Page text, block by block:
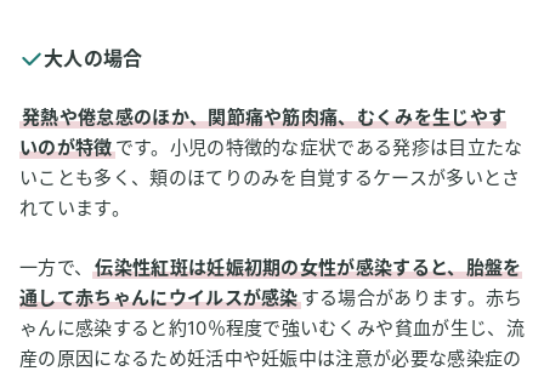
大人の場合
発熱や倦怠感のほか、関節痛や筋肉痛、むくみを生じやす
いのが特徴です。小児の特徴的な症状である発疹は目立たな
いことも多く、頬のほてりのみを自覚するケースが多いとさ
れています。
一方で、伝染性紅斑は妊娠初期の女性が感染すると、胎盤を
通して赤ちゃんにウイルスが感染する場合があります。赤ち
ゃんに感染すると約10％程度で強いむくみや貧血が生じ、流
産の原因になるため妊活中や妊娠中は注意が必要な感染症の